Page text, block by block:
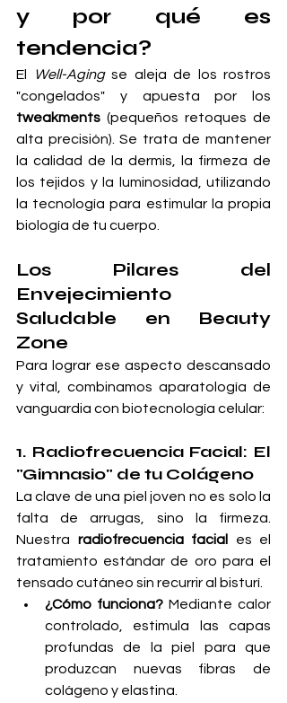
y por qué es
tendencia?
El Well-Aging se aleja de los rostros
tweakments (pequeños retoques de
alta precisión). Se trata de mantener
la calidad de la dermis, la firmeza de
los tejidos y la luminosidad, utilizando
la tecnología para estimular la propia
biología de tu cuerpo.
Los Pilares del
Envejecimiento
Saludable en Beauty
Zone
Para lograr ese aspecto descansado
y vital, combinamos aparatología de
vanguardia con biotecnología celular:
1. Radiofrecuencia Facial: El
"Gimnasio" de tu Colágeno
La clave de una piel joven no es solo la
falta de arrugas, sino la firmeza.
Nuestra radiofrecuencia facial
es el
tratamiento estándar de oro para el
tensado cutáneo sin recurrir al bisturí.
¿Cómo funciona? Mediante calor
controlado, estimula las capas
profundas de la piel para que
produzcan nuevas fibras de
colágeno y elastina.